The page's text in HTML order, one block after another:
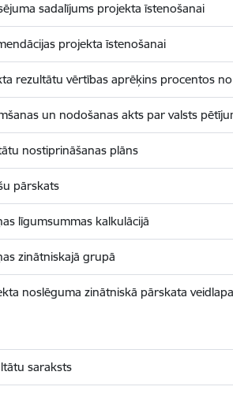
sadalījums projekta īstenošanai
projekta īstenošanai
rezultātu vērtības aprēķins procentos
un nodošanas akts par valsts
nostiprināšanas plāns
pārskats
līgumsummas kalkulācijā
zinātniskajā grupā
noslēguma zinātniskā pārskata veidlapa
saraksts